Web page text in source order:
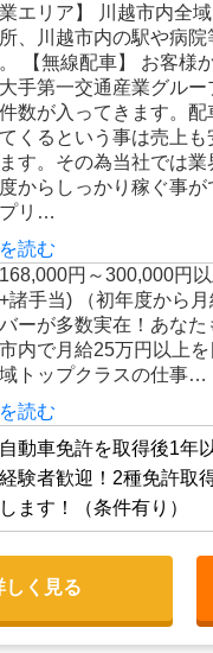
業エリア】 川越市内全
、川越市内の駅や病院
【無線配車】 お客様
手第一交通産業グルー
数が入ってきます。配
くるという事は売上
す。その為当社では業
からしっかり稼ぐ事が
プリ…
読む
円～300,000円
諸手当) （初年度から
ーが多数実在！あな
内で月給25万円以上
トップクラスの仕事…
読む
動車免許を取得後1年
験者歓迎！2種免許取
ます！（条件有り）
しく見る